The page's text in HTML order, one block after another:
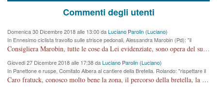
Commenti degli utenti
Domenica 30 Dicembre 2018 alle 13:00 daLuciano Parolin (Luciano)
In Ennesimo ciclista travolto sulle strisce pedonali, Alessandra Marobin (Pd): "il
Comune si svegli"
Consigliera Marobin, tutte le cose da Lei evidenziate, sono opera del suo ex Assessore e compagno di Partito Antonio Marco Dalla Pozza Assessore alla "progettazione" di piste ciclabili e altre porcherie. A lui manderei il conto da saldare per incidenti e danni alle persone. E' ora che "finiamola." Avete perso rassegnatevi. qui IL SINDACO RUCCO NON C'ENTRA PER NIENTE. CAPITO!!!!!!!! Amen.
Giovedi 27 Dicembre 2018 alle 17:38 daLuciano Parolin (Luciano)
In Panettone e ruspe, Comitato Albera al cantiere della Bretella. Rolando: "rispettare il
cronoprogramma"
Caro fratuck, conosco molto bene la zona, il percorso della bretella, la situazione dei cittadini, abito in Viale Trento. A partire dal 2003 ho partecipato al Comitato di Maddalene pro bretella, e a riunioni propositive per apportare modifiche al progetto. Numerose mie foto del territorio sono arrivate a Roma, altri miei interventi (non graditi dalla Sx) sono stati pubblicati dal GdV, assieme ad altri come Ciro Asproso, ora favorevole alla bretella. Ho partecipato alla raccolta firme per la chiusura della strada x 5 giorni eseguita dal Sindaco Hullwech per sforamento 180 Micro/g. Pertanto come impegno per la tematica sono apposto con la coscienza. Ora il Progetto è partito, fine! Voglio dire che la nuova Giunta "comunale" non c'entra più. L'opera sarà "malauguratamente" eseguita, ma non con il mio placet. Il Consigliere Comunale dovrebbe capire che la campagna elettorale è finita, con buona pace di tutti. Quello che invece dovrebbe interessare è la proprietà della strada, dall'uscita autostradale Ovest, sino alla Rotatoria dell'Albara, vi sono tre possessori: Autostrade SpA; La Provincia, il Comune. Come la mettiamo per il futuro ? I costi, da 50 sono saliti a 100 milioni di € come dire 20 milioni a KM (!) da non credere. Comunque si farà. Ma nessuno canti Vittoria, anzi meglio non farne un ulteriore fatto "partitico" per questioni elettorali o di seggio. Se mi manda la sua mail, sono disponibile ad inviare i documenti e le foto sopra descritte. Con ossequi, Luciano Parolin